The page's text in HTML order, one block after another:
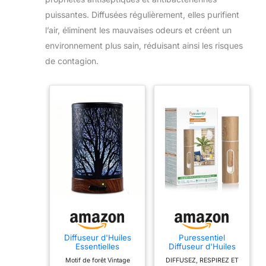
questions concernant nos
produits, n'hésitez pas à
nous contacter.
puissantes. Diffusées régulièrement, elles purifient
l’air, éliminent les mauvaises odeurs et créent un
environnement plus sain, réduisant ainsi les risques
de contagion.
Diffuseur d'Huiles
Essentielles
Aromathérapie
Motif de forêt Vintage
Puressentiel
Diffuseur d'Huiles
Ultrasonique ALBA
DIFFUSEZ, RESPIREZ ET